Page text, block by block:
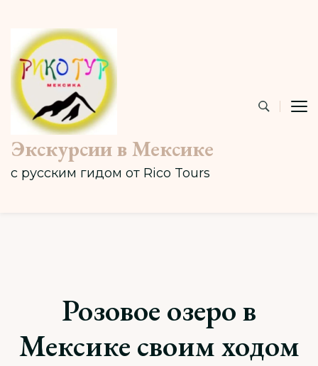
Экскурсии в Мексике
с русским гидом от Rico Tours
Розовое озеро в
Мексике своим ходом